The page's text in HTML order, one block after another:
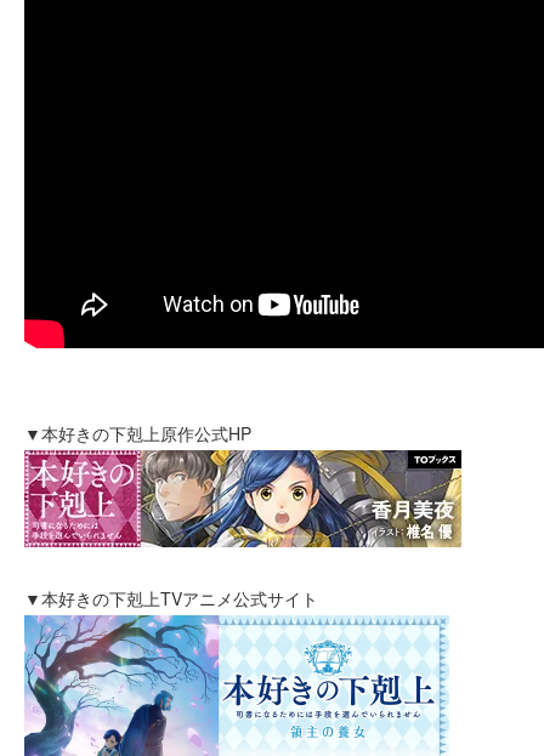
▼本好きの下剋上原作公式HP
▼本好きの下剋上TVアニメ公式サイト